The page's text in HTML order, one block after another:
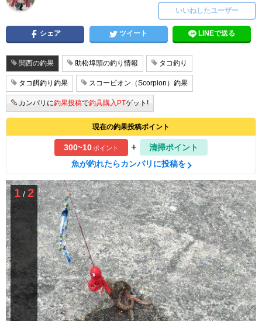
いいねしたユーザー
シェア ツイート LINEで送る
関西の釣果 助松埠頭の釣り情報 タコ釣り
タコ餌釣り釣果 スコーピオン（Scorpion）釣果
カンパリに釣果投稿で釣具購入PTゲット!
現在の釣果投稿ポイント
300~10ポイント +
清掃ポイント
魚が釣れたらカンパリに投稿を
1 / 2